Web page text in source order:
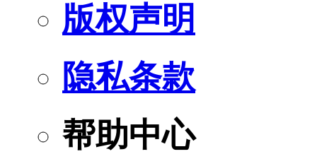
版权声明
隐私条款
帮助中心